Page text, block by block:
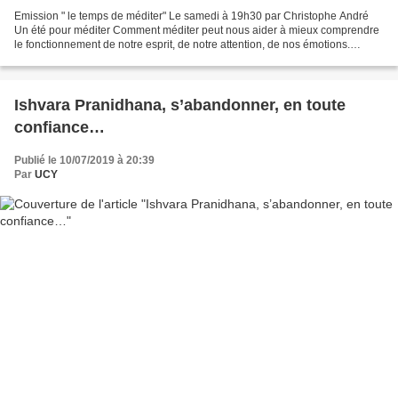
Emission " le temps de méditer" Le samedi à 19h30 par Christophe André
Un été pour méditer Comment méditer peut nous aider à mieux comprendre
le fonctionnement de notre esprit, de notre attention, de nos émotions.
Ishvara Pranidhana, s’abandonner, en toute
confiance…
Publié le 10/07/2019 à 20:39
Par UCY